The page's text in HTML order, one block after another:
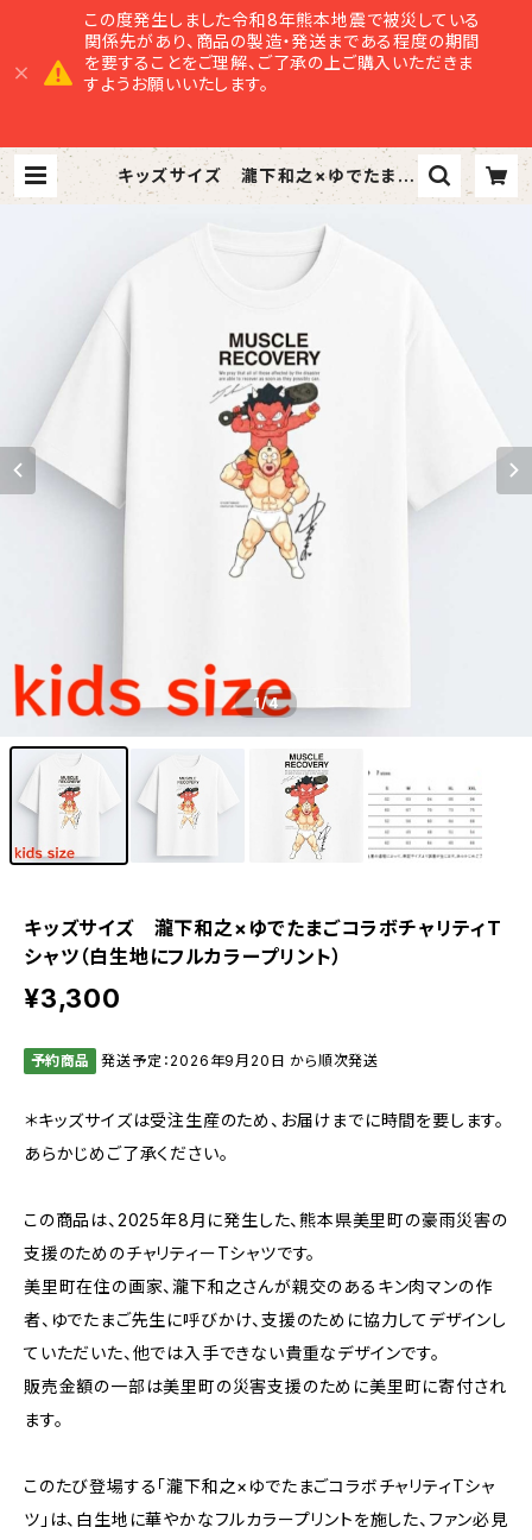
この度発生しました令和8年熊本地震で被災している
関係先があり、商品の製造・発送まである程度の期間
を要することをご理解、ご了承の上ご購入いただきま
すようお願いいたします。
キッズサイズ 瀧下和之×ゆでたまご
コラボチャリティTシャツ（白生地にフ
1/4
キッズサイズ 瀧下和之×ゆでたまごコラボチャリティT
シャツ（白生地にフルカラープリント）
¥3,300
予約商品 発送予定：2026年9月20日 から順次発送
＊キッズサイズは受注生産のため、お届けまでに時間を要します。
あらかじめご了承ください。
この商品は、2025年8月に発生した、熊本県美里町の豪雨災害の
支援のためのチャリティーTシャツです。
美里町在住の画家、瀧下和之さんが親交のあるキン肉マンの作
者、ゆでたまご先生に呼びかけ、支援のために協力してデザインし
ていただいた、他では入手できない貴重なデザインです。
販売金額の一部は美里町の災害支援のために美里町に寄付され
ます。
このたび登場する「瀧下和之×ゆでたまごコラボチャリティTシャ
ツ」は、白生地に華やかなフルカラープリントを施した、ファン必見